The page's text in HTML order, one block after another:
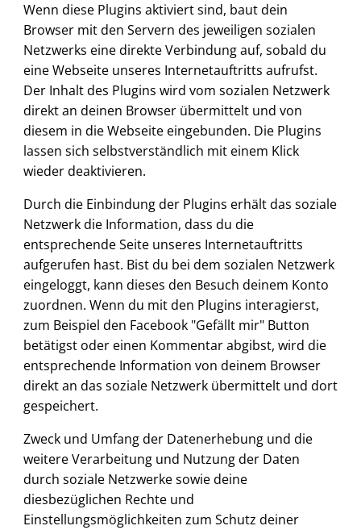
Wenn diese Plugins aktiviert sind, baut dein
Browser mit den Servern des jeweiligen sozialen
Netzwerks eine direkte Verbindung auf, sobald du
eine Webseite unseres Internetauftritts aufrufst.
Der Inhalt des Plugins wird vom sozialen Netzwerk
direkt an deinen Browser übermittelt und von
diesem in die Webseite eingebunden. Die Plugins
lassen sich selbstverständlich mit einem Klick
wieder deaktivieren.
Durch die Einbindung der Plugins erhält das soziale
Netzwerk die Information, dass du die
entsprechende Seite unseres Internetauftritts
aufgerufen hast. Bist du bei dem sozialen Netzwerk
eingeloggt, kann dieses den Besuch deinem Konto
zuordnen. Wenn du mit den Plugins interagierst,
zum Beispiel den Facebook "Gefällt mir" Button
betätigst oder einen Kommentar abgibst, wird die
entsprechende Information von deinem Browser
direkt an das soziale Netzwerk übermittelt und dort
gespeichert.
Zweck und Umfang der Datenerhebung und die
weitere Verarbeitung und Nutzung der Daten
durch soziale Netzwerke sowie deine
diesbezüglichen Rechte und
Einstellungsmöglichkeiten zum Schutz deiner